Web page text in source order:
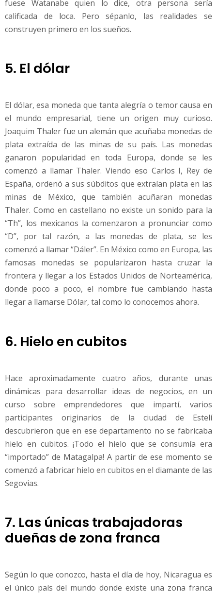
fuese Watanabe quien lo dice, otra persona sería
calificada de loca. Pero sépanlo, las realidades se
construyen primero en los sueños.
5. El dólar
El dólar, esa moneda que tanta alegría o temor causa en
el mundo empresarial, tiene un origen muy curioso.
Joaquim Thaler fue un alemán que acuñaba monedas de
plata extraída de las minas de su país. Las monedas
ganaron popularidad en toda Europa, donde se les
comenzó a llamar Thaler. Viendo eso Carlos I, Rey de
España, ordenó a sus súbditos que extraían plata en las
minas de México, que también acuñaran monedas
Thaler. Como en castellano no existe un sonido para la
“Th”, los mexicanos la comenzaron a pronunciar como
“D”, por tal razón, a las monedas de plata, se les
comenzó a llamar “Dáler”. En México como en Europa, las
famosas monedas se popularizaron hasta cruzar la
frontera y llegar a los Estados Unidos de Norteamérica,
donde poco a poco, el nombre fue cambiando hasta
llegar a llamarse Dólar, tal como lo conocemos ahora.
6. Hielo en cubitos
Hace aproximadamente cuatro años, durante unas
dinámicas para desarrollar ideas de negocios, en un
curso sobre emprendedores que impartí, varios
participantes originarios de la ciudad de Estelí
descubrieron que en ese departamento no se fabricaba
hielo en cubitos. ¡Todo el hielo que se consumía era
“importado” de Matagalpa! A partir de ese momento se
comenzó a fabricar hielo en cubitos en el diamante de las
Segovias.
7. Las únicas trabajadoras
dueñas de zona franca
Según lo que conozco, hasta el día de hoy, Nicaragua es
el único país del mundo donde existe una zona franca